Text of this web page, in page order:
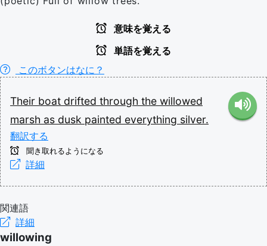
意味を覚える
単語を覚える
このボタンはなに？
Their boat drifted through the willowed
marsh as dusk painted everything silver.
翻訳する
聞き取れるようになる
詳細
関連語
詳細
willowing